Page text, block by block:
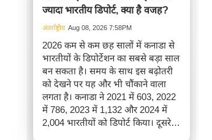
ज्यादा भारतीय डिपोर्ट, क्या है वजह?
अंतर्राष्ट्रीय Aug 08, 2026 7:58PM
2026 कम से कम छह सालों में कनाडा से
भारतीयों के डिपोर्टेशन का सबसे बड़ा साल
बन सकता है। समय के साथ इस बढ़ोतरी
को देखने पर यह और भी चौंकाने वाला
लगता है। कनाडा ने 2021 में 603, 2022
में 786, 2023 में 1,132 और 2024 में
2,004 भारतीयों को डिपोर्ट किया। दूसरे